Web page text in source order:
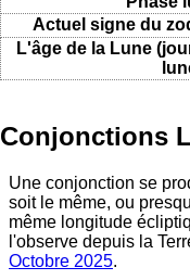
Actuel signe du
L'âge de la Lune
Conjonctions
Une conjonction se
soit le même, ou
même longitude
l'observe depuis la
Octobre 2025.